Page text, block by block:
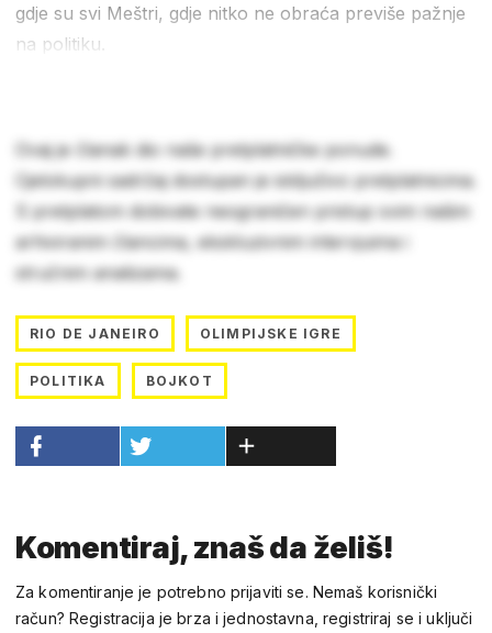
gdje su svi Meštri, gdje nitko ne obraća previše pažnje
na politiku.
Ovaj je članak dio naše pretplatničke ponude.
Cjelokupni sadržaj dostupan je isključivo pretplatnicima.
S pretplatom dobivate neograničen pristup svim našim
arhiviranim člancima, ekskluzivnim intervjuima i
stručnim analizama.
RIO DE JANEIRO OLIMPIJSKE IGRE
POLITIKA BOJKOT
Komentiraj, znaš da želiš!
Za komentiranje je potrebno prijaviti se. Nemaš korisnički
račun? Registracija je brza i jednostavna, registriraj se i uključi